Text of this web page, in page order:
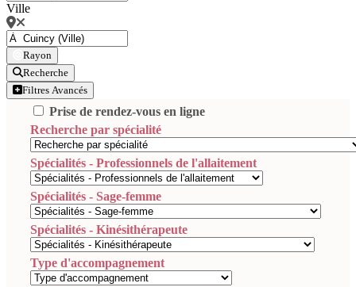
Ville
Rayon
Recherche
Filtres Avancés
Prise de rendez-vous en ligne
Recherche par spécialité
Spécialités - Professionnels de l'allaitement
Spécialités - Sage-femme
Spécialités - Kinésithérapeute
Type d'accompagnement